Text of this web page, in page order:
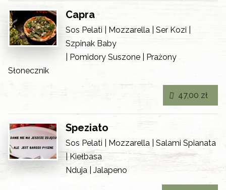
Capra
Sos Pelati | Mozzarella | Ser Kozi |
Szpinak Baby
| Pomidory Suszone | Prażony
Słonecznik
Speziato
Sos Pelati | Mozzarella | Salami Spianata
| Kiełbasa
Nduja | Jalapeno